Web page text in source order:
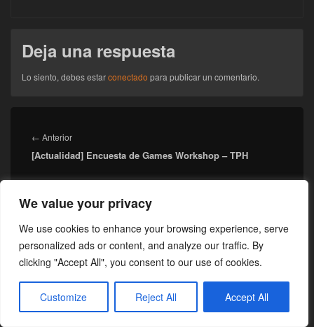
We value your privacy
We use cookies to enhance your browsing experience, serve
personalized ads or content, and analyze our traffic. By
clicking "Accept All", you consent to our use of cookies.
Customize Reject All Accept All
Deja una respuesta
Lo siento, debes estarconectado para publicar un comentario.
de
entradas
← AnteriorEntrada
anterior:
[Actualidad] Encuesta de Games Workshop – TPH
siguiente:
[Opinión] Green Stuff: Pintura camaleón
barra
por: